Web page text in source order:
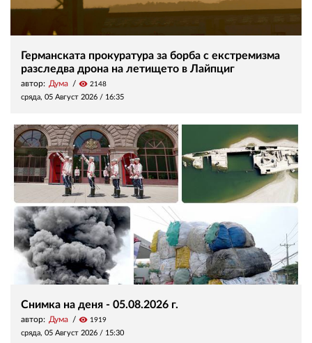
Германската прокуратура за борба с екстремизма
разследва дрона на летището в Лайпциг
автор: Дума visibility 2148
сряда, 05 Август 2026 / 16:35
Снимка на деня - 05.08.2026 г.
автор: Дума visibility 1919
сряда, 05 Август 2026 / 15:30